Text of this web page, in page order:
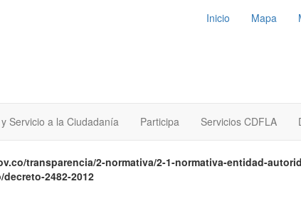
Inicio Mapa
Servicio a la Ciudadanía Participa Servicios CDFLA
transparencia/2-normativa/2-1-normativa-entidad-
2482-2012